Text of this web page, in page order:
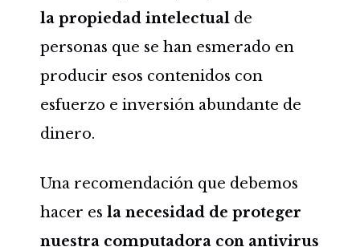
la propiedad intelectualde
personas que se han esmerado en
producir esos contenidos con
esfuerzo e inversión abundante de
dinero.
Una recomendación que debemos
hacer es la necesidad de proteger
nuestra computadora con antivirus